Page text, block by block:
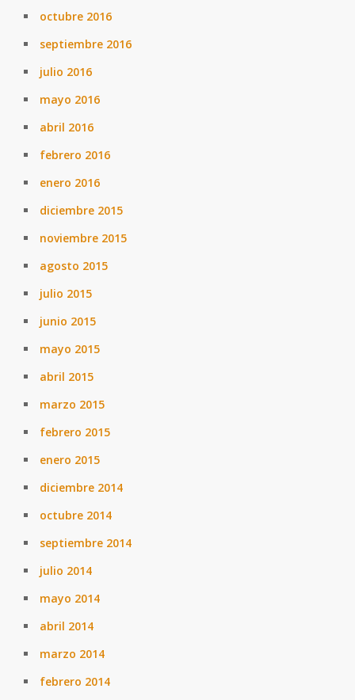
octubre 2016
septiembre 2016
julio 2016
mayo 2016
abril 2016
febrero 2016
enero 2016
diciembre 2015
noviembre 2015
agosto 2015
julio 2015
junio 2015
mayo 2015
abril 2015
marzo 2015
febrero 2015
enero 2015
diciembre 2014
octubre 2014
septiembre 2014
julio 2014
mayo 2014
abril 2014
marzo 2014
febrero 2014